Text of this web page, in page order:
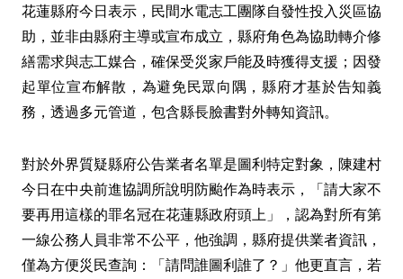
花蓮縣府今日表示，民間水電志工團隊自發性投入災區協
助，並非由縣府主導或宣布成立，縣府角色為協助轉介修
繕需求與志工媒合，確保受災家戶能及時獲得支援；因發
起單位宣布解散，為避免民眾向隅，縣府才基於告知義
務，透過多元管道，包含縣長臉書對外轉知資訊。
對於外界質疑縣府公告業者名單是圖利特定對象，陳建村
今日在中央前進協調所說明防颱作為時表示，「請大家不
要再用這樣的罪名冠在花蓮縣政府頭上」，認為對所有第
一線公務人員非常不公平，他強調，縣府提供業者資訊，
僅為方便災民查詢：「請問誰圖利誰了？」他更直言，若